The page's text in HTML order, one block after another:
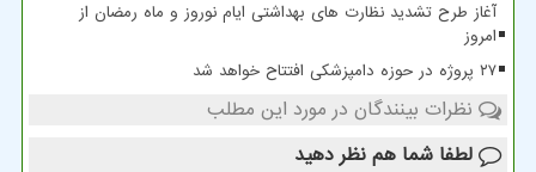
آغاز طرح تشدید نظارت های بهداشتی ایام نوروز و ماه رمضان از
امروز
۲۷ پروژه در حوزه دامپزشکی افتتاح خواهد شد
نظرات بینندگان در مورد این مطلب
لطفا شما هم نظر دهید